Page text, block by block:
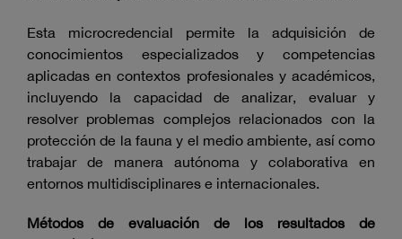
Esta microcredencial permite la adquisición de
conocimientos especializados y competencias
aplicadas en contextos profesionales y académicos,
incluyendo la capacidad de analizar, evaluar y
resolver problemas complejos relacionados con la
protección de la fauna y el medio ambiente, así como
trabajar de manera autónoma y colaborativa en
entornos multidisciplinares e internacionales.
Métodos de evaluación de los resultados de